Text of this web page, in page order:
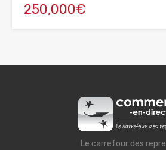
250,000€
Le carrefour des